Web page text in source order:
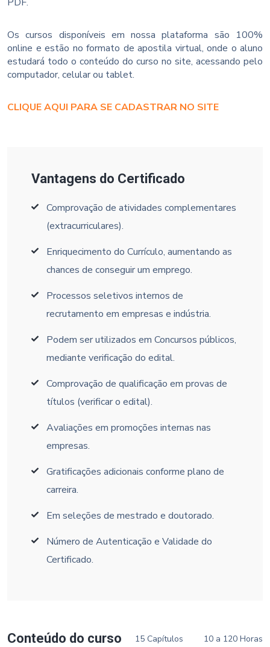
PDF.
Os cursos disponíveis em nossa plataforma são 100%
online e estão no formato de apostila virtual, onde o aluno
estudará todo o conteúdo do curso no site, acessando pelo
computador, celular ou tablet.
CLIQUE AQUI PARA SE CADASTRAR NO SITE
Vantagens do Certificado
Comprovação de atividades complementares
(extracurriculares).
Enriquecimento do Currículo, aumentando as
chances de conseguir um emprego.
Processos seletivos internos de
recrutamento em empresas e indústria.
Podem ser utilizados em Concursos públicos,
mediante verificação do edital.
Comprovação de qualificação em provas de
títulos (verificar o edital).
Avaliações em promoções internas nas
empresas.
Gratificações adicionais conforme plano de
carreira.
Em seleções de mestrado e doutorado.
Número de Autenticação e Validade do
Certificado.
Conteúdo do curso 15 Capítulos 10 a 120 Horas